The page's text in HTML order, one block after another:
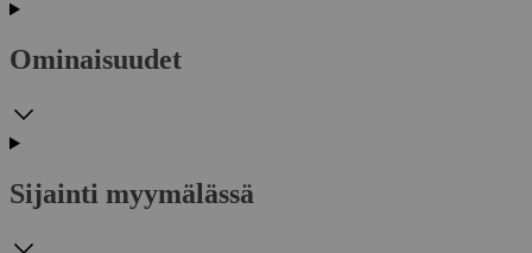
Ominaisuudet
Sijainti myymälässä